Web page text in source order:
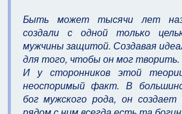
Быть может тысячи лет
создали с одной только
мужчины защитой. Создавая
для того, чтобы он мог творить.
И у сторонников этой
неоспоримый факт. В
бог мужского рода, он